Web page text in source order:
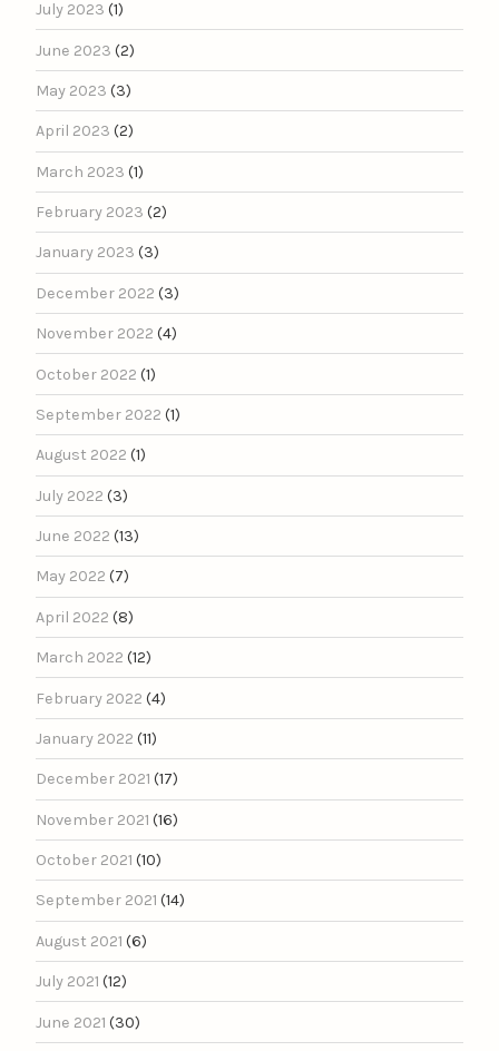
July 2023 (1)
June 2023 (2)
May 2023 (3)
April 2023 (2)
March 2023 (1)
February 2023 (2)
January 2023 (3)
December 2022 (3)
November 2022 (4)
October 2022 (1)
September 2022 (1)
August 2022 (1)
July 2022 (3)
June 2022 (13)
May 2022 (7)
April 2022 (8)
March 2022 (12)
February 2022 (4)
January 2022 (11)
December 2021 (17)
November 2021 (16)
October 2021 (10)
September 2021 (14)
August 2021 (6)
July 2021 (12)
June 2021 (30)